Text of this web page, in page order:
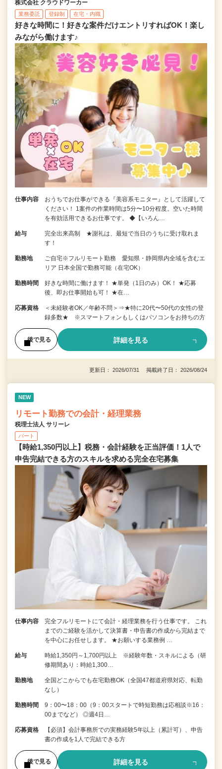
株式会社 クラウドワーカー
業務委託 登録制 在宅・内職
好きな時間に！好きな案件だけエントリすればOK！楽し
みながら働けます♪
仕事内容
おうちでお仕事ができる『美容系モニター』として活躍して
ください！ 1案件の作業時間は5分〜10分程度。空いた時間
を有効活用できるお仕事です。 ◆【いろん…
給与
完全出来高制 ★謝礼は、最短で当日のうちに受け取れま
す！
勤務地
ご自宅※フルリモート勤務 愛知県・静岡県内全域を含むエ
リア 日本全国で勤務可能（在宅OK）
勤務時間
好きな時間に働けます！ ★単発（1日のみ）OK！ ★応募
後、即お仕事開始も可！ ★在…
応募資格
＜未経験者OK／年齢不問＞⇒★特に20代〜50代の女性の登
録多数★ ※スマートフォンもしくはパソコンをお持ちの方
後で見る 詳細を見る
更新日： 2026/07/31 掲載終了日： 2026/08/24
NEW
リモート勤務での会計・経理業務
税理士法人 サリーレ
パート
【時給1,350円以上】税務・会計経験を正当評価！1⼈で
申告完結できる⽅のスキルを求める完全在宅募集
仕事内容
完全フルリモートにて会計・経理業務を行う仕事です。 これ
までのご経験を活かして決算書・申告書の作成から完結まで
を中⼼にお任せします。 ★お願いする業務例 …
給与
時給1,350円～1,700円以上 ※経験年数・スキルによる（研
修期間あり：時給1,300…
勤務地
全国どこからでも在宅勤務OK（全国47都道府県対応、転勤
なし）
勤務時間
9：00〜18：00（9：00スタートで時短勤務は応相談※16：
00までなど） ◎週4日…
応募資格
【必須】会計事務所での実務経験5年以上（累計可）、申告
書の作成を1人で完結できる方
後で見る 詳細を見る